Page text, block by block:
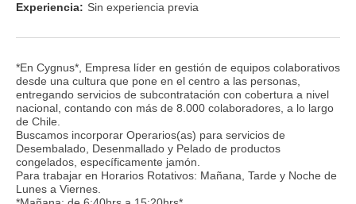
Experiencia: Sin experiencia previa
*En Cygnus*, Empresa líder en gestión de equipos colaborativos
desde una cultura que pone en el centro a las personas,
entregando servicios de subcontratación con cobertura a nivel
nacional, contando con más de 8.000 colaboradores, a lo largo
de Chile.
Buscamos incorporar Operarios(as) para servicios de
Desembalado, Desenmallado y Pelado de productos
congelados, específicamente jamón.
Para trabajar en Horarios Rotativos: Mañana, Tarde y Noche de
Lunes a Viernes.